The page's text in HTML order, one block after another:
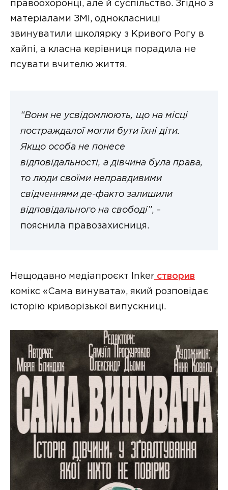
правоохоронці, але й суспільство. Згідно з
матеріалами ЗМІ, однокласниці
звинуватили школярку з Кривого Рогу в
хайпі, а класна керівниця порадила не
псувати вчителю життя.
“Вони не усвідомлюють, що на місці
постраждалої могли бути їхні діти.
Якщо особа не понесе
відповідальності, а дівчина була права,
то люди своїми неправдивими
свідченнями де-факто залишили
відповідального на свободі”, –
пояснила правозахисниця.
Нещодавно медіапроєкт Inker створив
комікс «Сама винувата», який розповідає
історію криворізької випускниці.